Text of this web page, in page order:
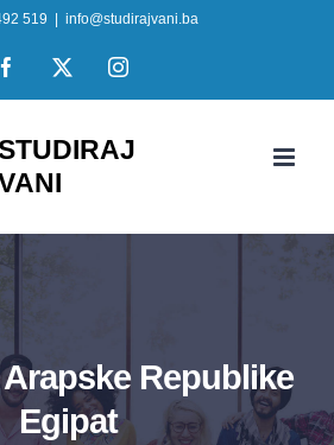
519 info@studirajvani.ba
Facebook
X Instagram
Republike
Egipat